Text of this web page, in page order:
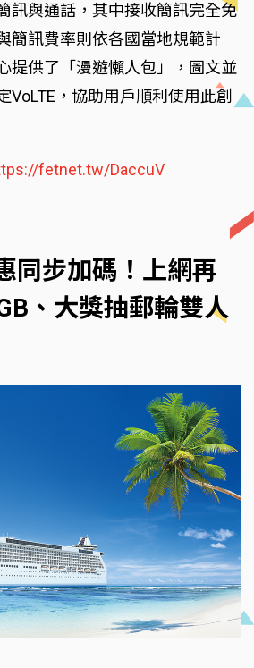
訊與通話，其中接收簡訊完全免
簡訊費率則依各國當地規範計
提供了「漫遊懶人包」，圖文並
VoLTE，協助用戶順利使用此創
fetnet.tw/DaccuV
同步加碼！上網再
、大獎抽郵輪雙人